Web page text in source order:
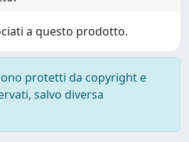
a questo prodotto.
protetti da copyright e
salvo diversa